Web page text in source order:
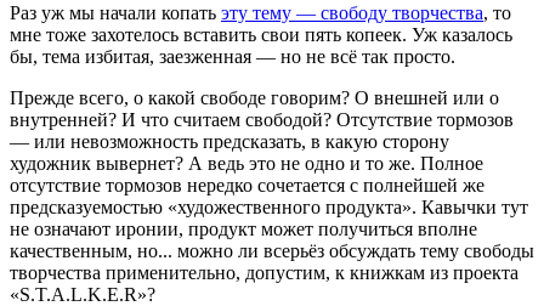
Раз уж мы начали копать эту тему — свободу творчества, то
мне тоже захотелось вставить свои пять копеек. Уж казалось
бы, тема избитая, заезженная — но не всё так просто.
Прежде всего, о какой свободе говорим? О внешней или о
внутренней? И что считаем свободой? Отсутствие тормозов
— или невозможность предсказать, в какую сторону
художник вывернет? А ведь это не одно и то же. Полное
отсутствие тормозов нередко сочетается с полнейшей же
предсказуемостью «художественного продукта». Кавычки тут
не означают иронии, продукт может получиться вполне
качественным, но... можно ли всерьёз обсуждать тему свободы
творчества применительно, допустим, к книжкам из проекта
«S.T.A.L.K.E.R»?